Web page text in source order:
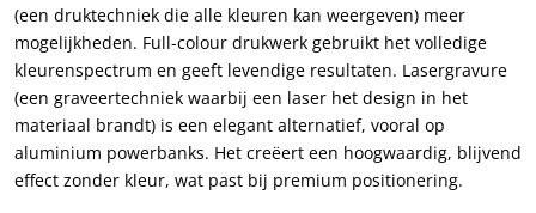
(een druktechniek die alle kleuren kan weergeven) meer
mogelijkheden. Full-colour drukwerk gebruikt het volledige
kleurenspectrum en geeft levendige resultaten. Lasergravure
(een graveertechniek waarbij een laser het design in het
materiaal brandt) is een elegant alternatief, vooral op
aluminium powerbanks. Het creëert een hoogwaardig, blijvend
effect zonder kleur, wat past bij premium positionering.